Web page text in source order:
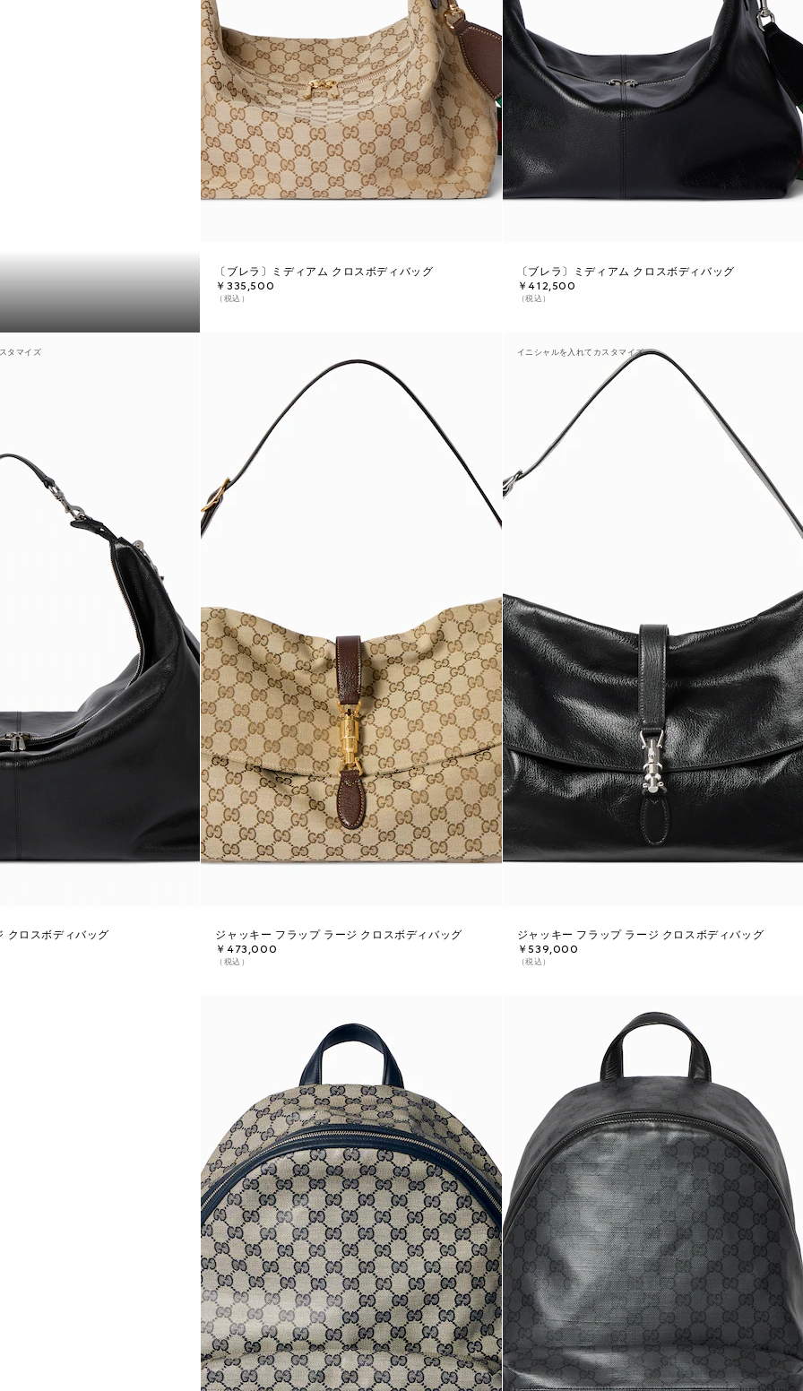
〔ブレラ〕ミディアム クロスボディバッグ
￥335,500
（税込）
〔ブレラ〕ミディアム クロスボディバッグ
￥412,500
（税込）
タマイズ
クロスボディバッグ
ジャッキー フラップ ラージ クロスボディバッグ
￥473,000
（税込）
イニシャルを入れてカスタマイズ
ジャッキー フラップ ラージ クロスボディバッグ
￥539,000
（税込）